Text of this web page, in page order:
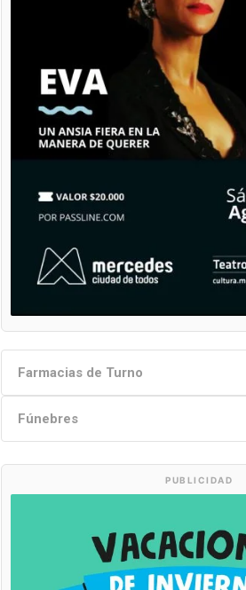
Farmacias de Turno
Fúnebres
PUBLICIDAD